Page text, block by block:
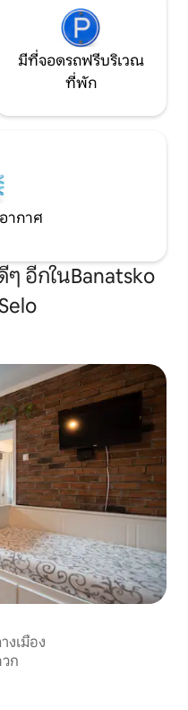
มีที่จอดรถฟรีบริเวณ
ที่พัก
ากาศ
อีกในBanatsko
เมือง
ก